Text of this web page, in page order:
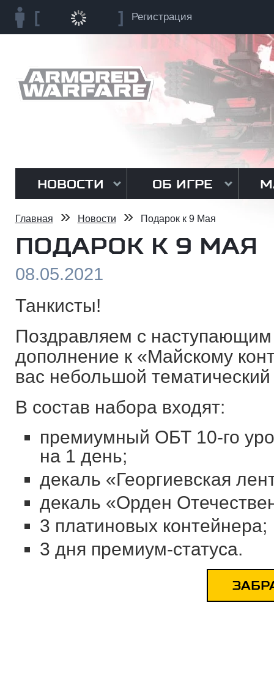
Регистрация
НОВОСТИ ОБ ИГРЕ
Главная » Новости » Подарок к 9 Мая
ПОДАРОК К 9 МАЯ
08.05.2021
Танкисты!
Поздравляем с
дополнение к «Майскому
вас небольшой
В состав набора входят:
премиумный ОБТ 10-го
на 1 день;
декаль «Георгиевская
декаль «Орден
3 платиновых контейнера;
3 дня премиум-статуса.